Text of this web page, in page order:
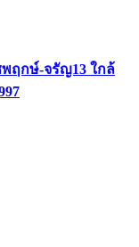
ฤกษ์-จรัญ13 ใกล้